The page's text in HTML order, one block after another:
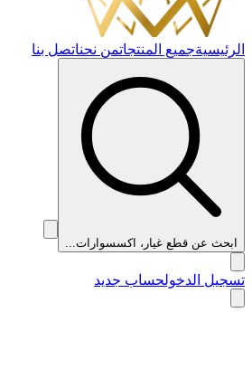
الرئيسيةجميع المنتجاتمن نحناتصل بنا
ابحث عن قطع غيار، اكسسوارات...
تسجيل الدخولحساب جديد